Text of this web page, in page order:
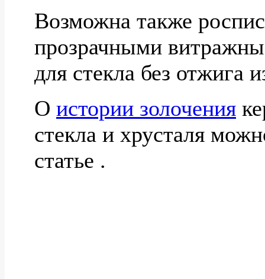
Возможна также
прозрачными
для стекла без отжига
О истории золочения
стекла и хрусталя
статье .